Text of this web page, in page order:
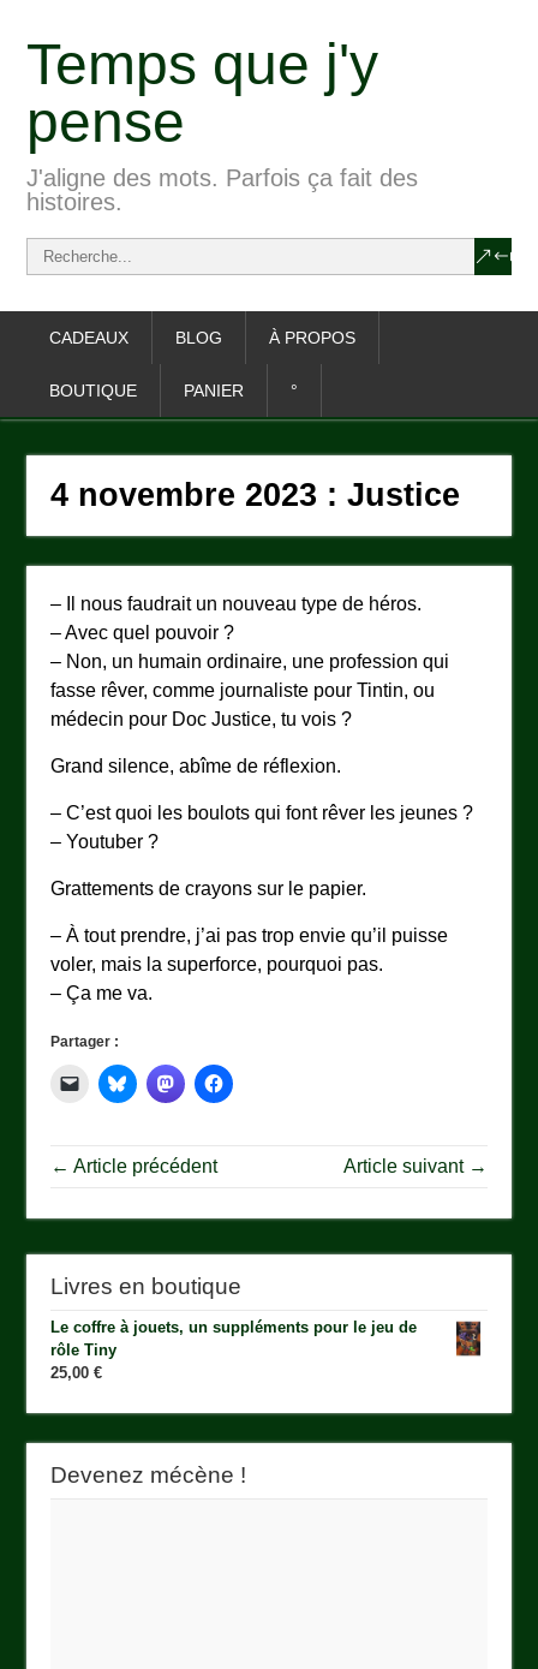
Temps que j'y
pense
J'aligne des mots. Parfois ça fait des
histoires.
CADEAUX BLOG À PROPOS
BOUTIQUE PANIER °
4 novembre 2023 : Justice
– Il nous faudrait un nouveau type de héros.
– Avec quel pouvoir ?
– Non, un humain ordinaire, une profession qui
fasse rêver, comme journaliste pour Tintin, ou
médecin pour Doc Justice, tu vois ?
Grand silence, abîme de réflexion.
– C’est quoi les boulots qui font rêver les jeunes ?
– Youtuber ?
Grattements de crayons sur le papier.
– À tout prendre, j’ai pas trop envie qu’il puisse
voler, mais la superforce, pourquoi pas.
– Ça me va.
Partager :
← Article précédent Article suivant →
Livres en boutique
Le coffre à jouets, un suppléments pour le jeu de
rôle Tiny
25,00€
Devenez mécène !